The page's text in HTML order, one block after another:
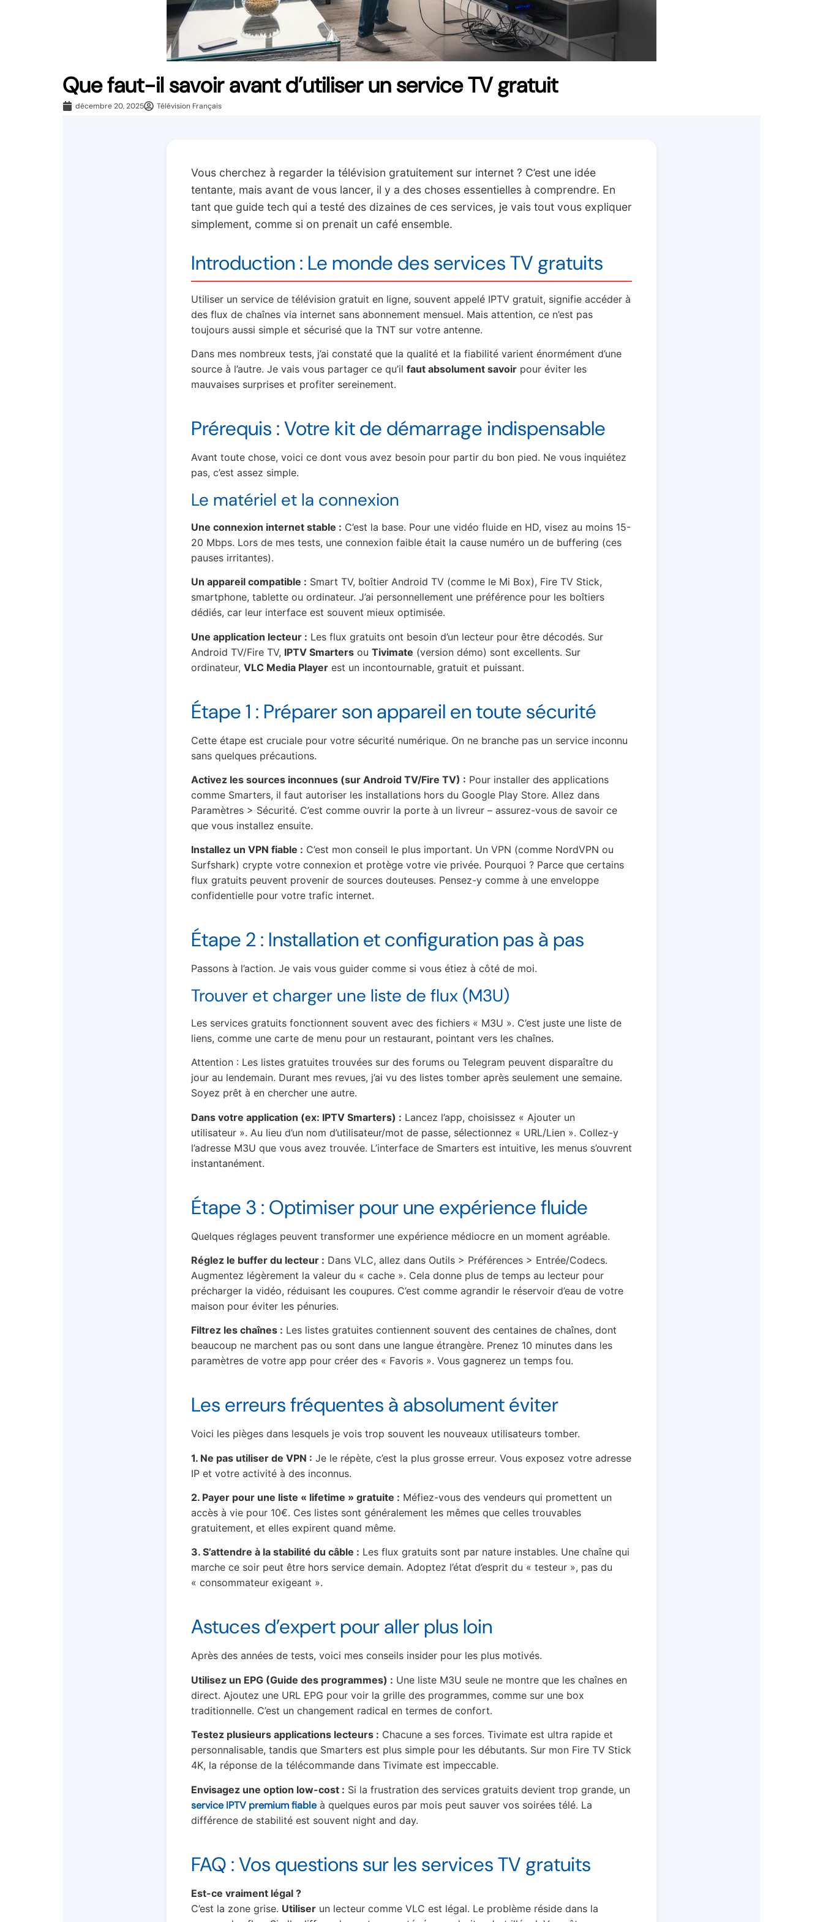
Que faut-il savoir avant d’utiliser un service TV gratuit
décembre 20, 2025 Télévision Français
Vous cherchez à regarder la télévision gratuitement sur internet ? C’est une idée
tentante, mais avant de vous lancer, il y a des choses essentielles à comprendre. En
tant que guide tech qui a testé des dizaines de ces services, je vais tout vous expliquer
simplement, comme si on prenait un café ensemble.
Introduction : Le monde des services TV gratuits
Utiliser un service de télévision gratuit en ligne, souvent appelé IPTV gratuit, signifie accéder à
des flux de chaînes via internet sans abonnement mensuel. Mais attention, ce n’est pas
toujours aussi simple et sécurisé que la TNT sur votre antenne.
Dans mes nombreux tests, j’ai constaté que la qualité et la fiabilité varient énormément d’une
source à l’autre. Je vais vous partager ce qu’il faut absolument savoir pour éviter les
mauvaises surprises et profiter sereinement.
Prérequis : Votre kit de démarrage indispensable
Avant toute chose, voici ce dont vous avez besoin pour partir du bon pied. Ne vous inquiétez
pas, c’est assez simple.
Le matériel et la connexion
Une connexion internet stable : C’est la base. Pour une vidéo fluide en HD, visez au moins 15-
20 Mbps. Lors de mes tests, une connexion faible était la cause numéro un de buffering (ces
pauses irritantes).
Un appareil compatible : Smart TV, boîtier Android TV (comme le Mi Box), Fire TV Stick,
smartphone, tablette ou ordinateur. J’ai personnellement une préférence pour les boîtiers
dédiés, car leur interface est souvent mieux optimisée.
Une application lecteur : Les flux gratuits ont besoin d’un lecteur pour être décodés. Sur
Android TV/Fire TV, IPTV Smarters ou Tivimate (version démo) sont excellents. Sur
ordinateur, VLC Media Player est un incontournable, gratuit et puissant.
Étape 1 : Préparer son appareil en toute sécurité
Cette étape est cruciale pour votre sécurité numérique. On ne branche pas un service inconnu
sans quelques précautions.
Activez les sources inconnues (sur Android TV/Fire TV) : Pour installer des applications
comme Smarters, il faut autoriser les installations hors du Google Play Store. Allez dans
Paramètres > Sécurité. C’est comme ouvrir la porte à un livreur – assurez-vous de savoir ce
que vous installez ensuite.
Installez un VPN fiable : C’est mon conseil le plus important. Un VPN (comme NordVPN ou
Surfshark) crypte votre connexion et protège votre vie privée. Pourquoi ? Parce que certains
flux gratuits peuvent provenir de sources douteuses. Pensez-y comme à une enveloppe
confidentielle pour votre trafic internet.
Étape 2 : Installation et configuration pas à pas
Passons à l’action. Je vais vous guider comme si vous étiez à côté de moi.
Trouver et charger une liste de flux (M3U)
Les services gratuits fonctionnent souvent avec des fichiers « M3U ». C’est juste une liste de
liens, comme une carte de menu pour un restaurant, pointant vers les chaînes.
Attention : Les listes gratuites trouvées sur des forums ou Telegram peuvent disparaître du
jour au lendemain. Durant mes revues, j’ai vu des listes tomber après seulement une semaine.
Soyez prêt à en chercher une autre.
Dans votre application (ex: IPTV Smarters) : Lancez l’app, choisissez « Ajouter un
utilisateur ». Au lieu d’un nom d’utilisateur/mot de passe, sélectionnez « URL/Lien ». Collez-y
l’adresse M3U que vous avez trouvée. L’interface de Smarters est intuitive, les menus s’ouvrent
instantanément.
Étape 3 : Optimiser pour une expérience fluide
Quelques réglages peuvent transformer une expérience médiocre en un moment agréable.
Réglez le buffer du lecteur : Dans VLC, allez dans Outils > Préférences > Entrée/Codecs.
Augmentez légèrement la valeur du « cache ». Cela donne plus de temps au lecteur pour
précharger la vidéo, réduisant les coupures. C’est comme agrandir le réservoir d’eau de votre
maison pour éviter les pénuries.
Filtrez les chaînes : Les listes gratuites contiennent souvent des centaines de chaînes, dont
beaucoup ne marchent pas ou sont dans une langue étrangère. Prenez 10 minutes dans les
paramètres de votre app pour créer des « Favoris ». Vous gagnerez un temps fou.
Les erreurs fréquentes à absolument éviter
Voici les pièges dans lesquels je vois trop souvent les nouveaux utilisateurs tomber.
1. Ne pas utiliser de VPN : Je le répète, c’est la plus grosse erreur. Vous exposez votre adresse
IP et votre activité à des inconnus.
2. Payer pour une liste « lifetime » gratuite : Méfiez-vous des vendeurs qui promettent un
accès à vie pour 10€. Ces listes sont généralement les mêmes que celles trouvables
gratuitement, et elles expirent quand même.
3. S’attendre à la stabilité du câble : Les flux gratuits sont par nature instables. Une chaîne qui
marche ce soir peut être hors service demain. Adoptez l’état d’esprit du « testeur », pas du
« consommateur exigeant ».
Astuces d’expert pour aller plus loin
Après des années de tests, voici mes conseils insider pour les plus motivés.
Utilisez un EPG (Guide des programmes) : Une liste M3U seule ne montre que les chaînes en
direct. Ajoutez une URL EPG pour voir la grille des programmes, comme sur une box
traditionnelle. C’est un changement radical en termes de confort.
Testez plusieurs applications lecteurs : Chacune a ses forces. Tivimate est ultra rapide et
personnalisable, tandis que Smarters est plus simple pour les débutants. Sur mon Fire TV Stick
4K, la réponse de la télécommande dans Tivimate est impeccable.
Envisagez une option low-cost : Si la frustration des services gratuits devient trop grande, un
service IPTV premium fiable à quelques euros par mois peut sauver vos soirées télé. La
différence de stabilité est souvent night and day.
FAQ : Vos questions sur les services TV gratuits
Est-ce vraiment légal ?
C’est la zone grise. Utiliser un lecteur comme VLC est légal. Le problème réside dans la